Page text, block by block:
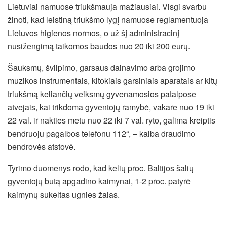
Lietuviai namuose triukšmauja mažiausiai. Visgi svarbu
žinoti, kad leistiną triukšmo lygį namuose reglamentuoja
Lietuvos higienos normos, o už šį administracinį
nusižengimą taikomos baudos nuo 20 iki 200 eurų.
Šauksmų, švilpimo, garsaus dainavimo arba grojimo
muzikos instrumentais, kitokiais garsiniais aparatais ar kitų
triukšmą keliančių veiksmų gyvenamosios patalpose
atvejais, kai trikdoma gyventojų ramybė, vakare nuo 19 iki
22 val. ir nakties metu nuo 22 iki 7 val. ryto, galima kreiptis
bendruoju pagalbos telefonu 112“, – kalba draudimo
bendrovės atstovė.
Tyrimo duomenys rodo, kad kelių proc. Baltijos šalių
gyventojų butą apgadino kaimynai, 1-2 proc. patyrė
kaimynų sukeltas ugnies žalas.